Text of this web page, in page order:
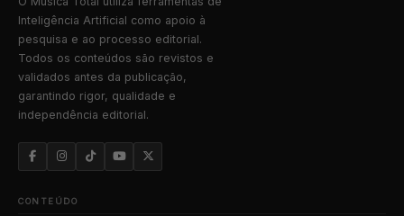
Inteligência Artificial como apoio à
pesquisa e ao processo editorial.
Todos os conteúdos são revistos e
validados antes da publicação,
garantindo rigor, qualidade e
independência editorial.
CONTEÚDO